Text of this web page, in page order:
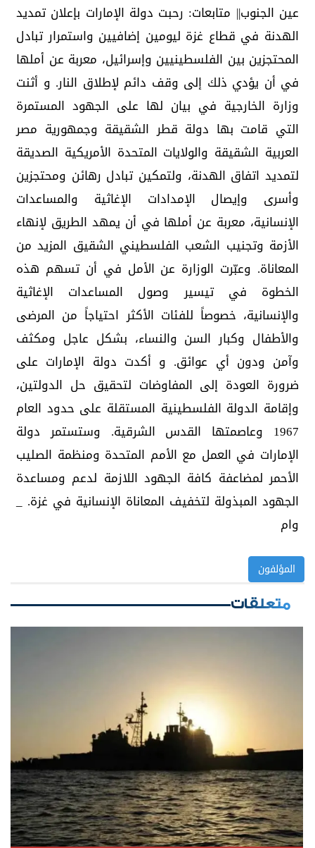
عين الجنوب|| متابعات: رحبت دولة الإمارات بإعلان تمديد
الهدنة في قطاع غزة ليومين إضافيين واستمرار تبادل
المحتجزين بين الفلسطينيين وإسرائيل، معربة عن أملها
في أن يؤدي ذلك إلى وقف دائم لإطلاق النار. و أثنت
وزارة الخارجية في بيان لها على الجهود المستمرة
التي قامت بها دولة قطر الشقيقة وجمهورية مصر
العربية الشقيقة والولايات المتحدة الأمريكية الصديقة
لتمديد اتفاق الهدنة، ولتمكين تبادل رهائن ومحتجزين
وأسرى وإيصال الإمدادات الإغاثية والمساعدات
الإنسانية، معربة عن أملها في أن يمهد الطريق لإنهاء
الأزمة وتجنيب الشعب الفلسطيني الشقيق المزيد من
المعاناة. وعبّرت الوزارة عن الأمل في أن تسهم هذه
الخطوة في تيسير وصول المساعدات الإغاثية
والإنسانية، خصوصاً للفئات الأكثر احتياجاً من المرضى
والأطفال وكبار السن والنساء، بشكل عاجل ومكثف
وآمن ودون أي عوائق. و أكدت دولة الإمارات على
ضرورة العودة إلى المفاوضات لتحقيق حل الدولتين،
وإقامة الدولة الفلسطينية المستقلة على حدود العام
1967 وعاصمتها القدس الشرقية. وستستمر دولة
الإمارات في العمل مع الأمم المتحدة ومنظمة الصليب
الأحمر لمضاعفة كافة الجهود اللازمة لدعم ومساعدة
الجهود المبذولة لتخفيف المعاناة الإنسانية في غزة. _
وام
المؤلفون
متعلقات